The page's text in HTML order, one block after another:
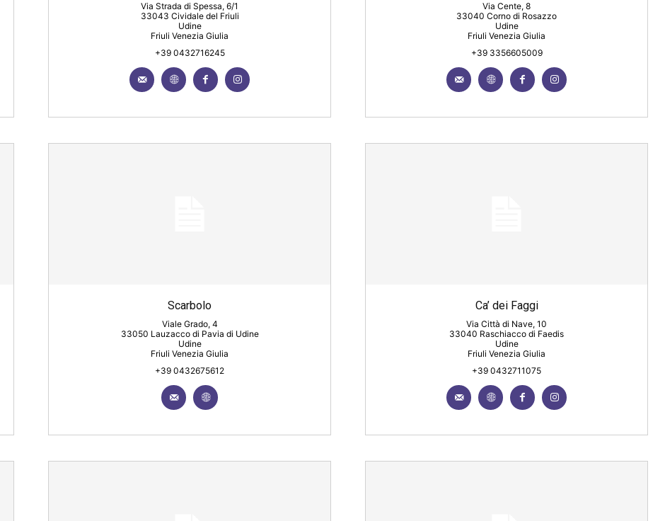
Via Strada di Spessa, 6/1
33043 Cividale del Friuli
Udine
Friuli Venezia Giulia
+39 0432716245
Via Cente, 8
33040 Corno di Rosazzo
Udine
Friuli Venezia Giulia
+39 3356605009
Scarbolo
Viale Grado, 4
33050 Lauzacco di Pavia di Udine
Udine
Friuli Venezia Giulia
+39 0432675612
Ca’ dei Faggi
Via Città di Nave, 10
33040 Raschiacco di Faedis
Udine
Friuli Venezia Giulia
+39 0432711075